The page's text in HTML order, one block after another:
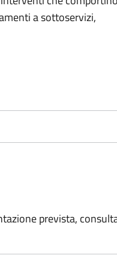
a sottoservizi,
prevista,